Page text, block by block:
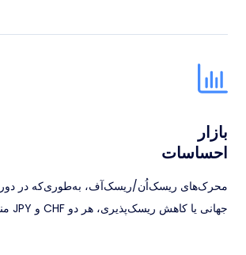
بازار
احساسات
محرک‌های ریسک‌اُ‌ن/ریسک‌آف، به‌طوری‌که در
جهانی یا کاهش ریسک‌پذیری، هر دو CHF و JPY منتفع می‌شوند.